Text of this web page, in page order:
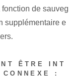
de sauveg
supplémentaire e
ÊTRE INT
: